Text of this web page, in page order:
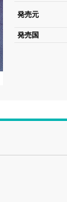
発売元
発売国